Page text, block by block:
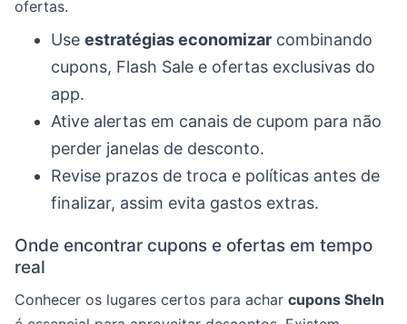
ofertas.
Use estratégias economizar combinando
cupons, Flash Sale e ofertas exclusivas do
app.
Ative alertas em canais de cupom para não
perder janelas de desconto.
Revise prazos de troca e políticas antes de
finalizar, assim evita gastos extras.
Onde encontrar cupons e ofertas em tempo
real
Conhecer os lugares certos para achar cupons SheIn